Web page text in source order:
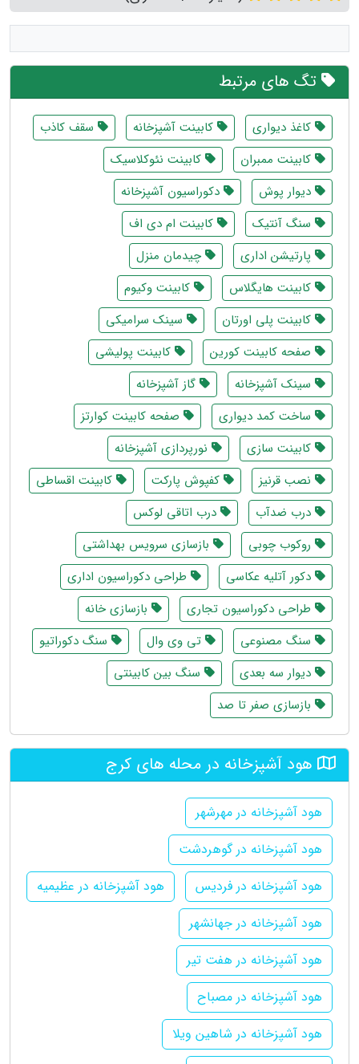
تگ های مرتبط
کاغذ دیواری کابینت آشپزخانه
سقف کاذب
کابینت ممبران
کابینت نئوکلاسیک
دیوار پوش
دکوراسیون آشپزخانه
سنگ آنتیک
کابینت ام دی اف
پارتیشن اداری
چیدمان منزل
کابینت هایگلاس
کابینت وکیوم
کابینت پلی اورتان
سینک سرامیکی
صفحه کابینت کورین
کابینت پولیشی
سینک آشپزخانه
گاز آشپزخانه
ساخت کمد دیواری
صفحه کابینت کوارتز
کابینت سازی
نورپردازی آشپزخانه
نصب قرنیز
کفپوش پارکت
کابینت اقساطی
درب ضدآب
درب اتاقی لوکس
روکوب چوبی
بازسازی سرویس بهداشتی
دکور آتلیه عکاسی
طراحی دکوراسیون اداری
طراحی دکوراسیون تجاری
بازسازی خانه
سنگ مصنوعی
تی وی وال
سنگ دکوراتیو
دیوار سه بعدی
سنگ بین کابینتی
بازسازی صفر تا صد
هود آشپزخانه در محله های کرج
هود آشپزخانه در مهرشهر
هود آشپزخانه در گوهردشت
هود آشپزخانه در فردیس
هود آشپزخانه در عظیمیه
هود آشپزخانه در جهانشهر
هود آشپزخانه در هفت تیر
هود آشپزخانه در مصباح
هود آشپزخانه در شاهین ویلا